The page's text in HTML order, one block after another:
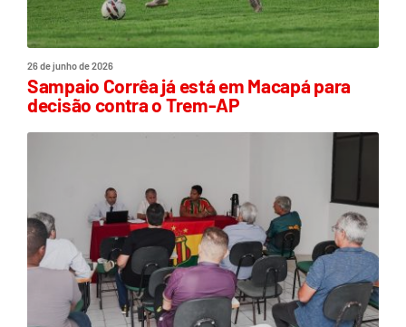
26 de junho de 2026
Sampaio Corrêa já está em Macapá para
decisão contra o Trem-AP